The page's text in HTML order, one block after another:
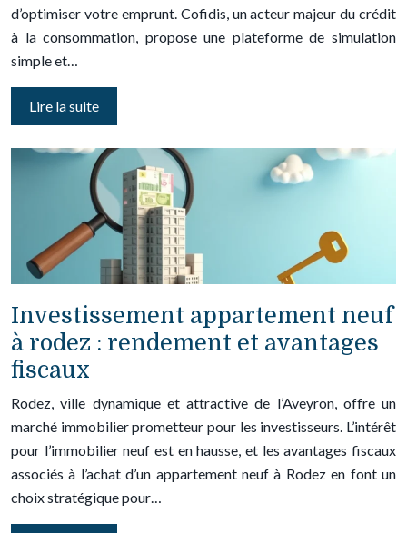
d’optimiser votre emprunt. Cofidis, un acteur majeur du crédit
à la consommation, propose une plateforme de simulation
simple et…
Lire la suite
Investissement appartement neuf
à rodez : rendement et avantages
fiscaux
Rodez, ville dynamique et attractive de l’Aveyron, offre un
marché immobilier prometteur pour les investisseurs. L’intérêt
pour l’immobilier neuf est en hausse, et les avantages fiscaux
associés à l’achat d’un appartement neuf à Rodez en font un
choix stratégique pour…